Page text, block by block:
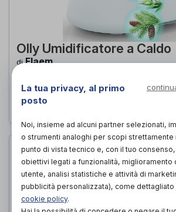
Olly Umidificatore a Caldo
diFlaem
PROVA E ACQUISTA IN NEGOZIO
La tua privacy, al primo
posto
Noi, insieme ad alcuni partner selezionati,
o strumenti analoghi per scopi strettamente
punto di vista tecnico e, con il tuo
obiettivi legati a funzionalità, miglioramento
utente, analisi statistiche e attività di
pubblicità personalizzata), come dettagliato
cookie policy.